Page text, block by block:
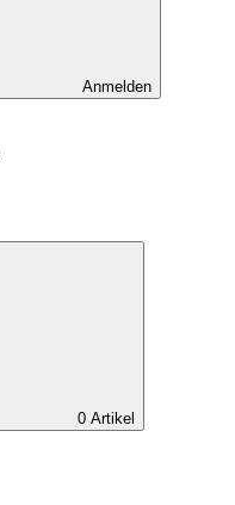
Anmelden
0 Artikel